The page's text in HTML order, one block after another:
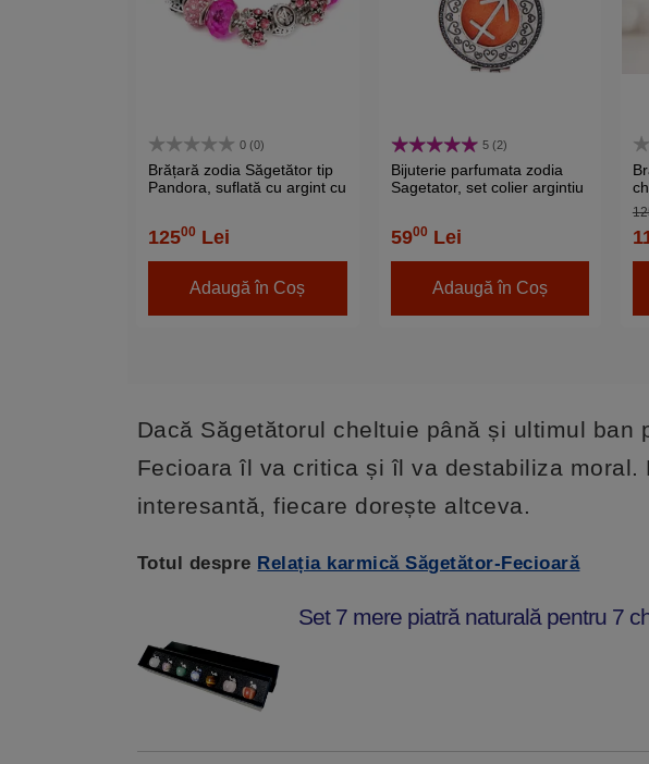
0 (0)
Brățară zodia Săgetător tip
Pandora, suflată cu argint cu
charmuri, inox solid de
calitate roz 19 cm
12500 Lei
Adaugă în Coș
5 (2)
Bijuterie parfumata zodia
Sagetator, set colier argintiu
cu 4 discuri diverse culori
5900 Lei
Adaugă în Coș
Dacă Săgetătorul cheltuie până și ultimul ban
Fecioara îl va critica și îl va destabiliza moral.
interesantă, fiecare dorește altceva.
Totul despre Relația karmică Săgetător-Fecioară
Set 7 mere piatră naturală pentru 7